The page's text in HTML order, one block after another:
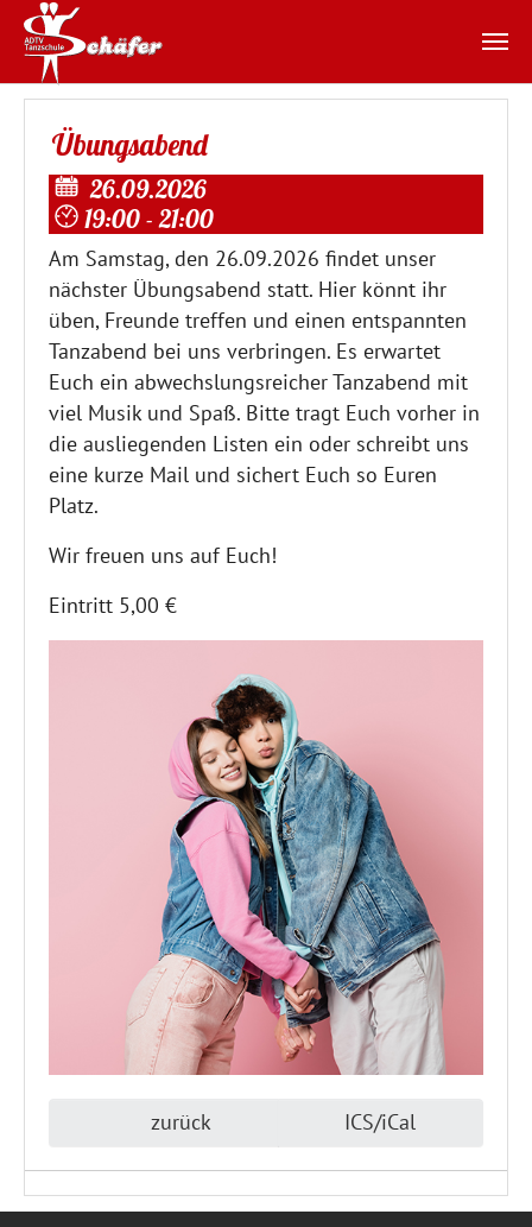
Zum Hauptinhalt springen
Übungsabend
26.09.2026
19:00 - 21:00
Am Samstag, den 26.09.2026 findet unser
nächster Übungsabend statt. Hier könnt ihr
üben, Freunde treffen und einen entspannten
Tanzabend bei uns verbringen. Es erwartet
Euch ein abwechslungsreicher Tanzabend mit
viel Musik und Spaß. Bitte tragt Euch vorher in
die ausliegenden Listen ein oder schreibt uns
eine kurze Mail und sichert Euch so Euren
Platz.
Wir freuen uns auf Euch!
Eintritt 5,00 €
zurück ICS/iCal